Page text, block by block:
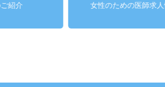
女性のための医師求人情報